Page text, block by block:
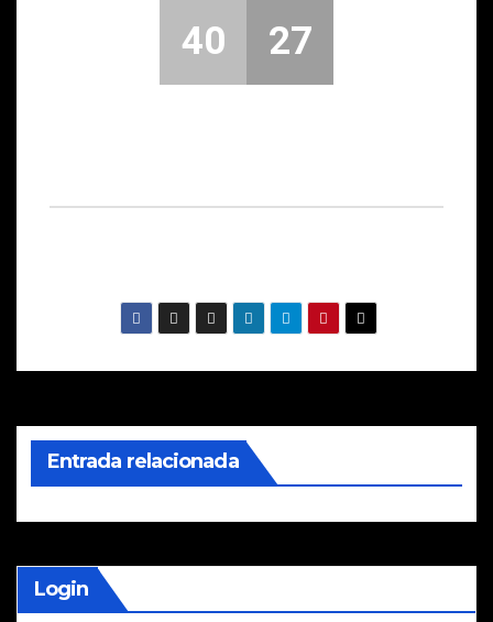
40 27
Entrada relacionada
Login